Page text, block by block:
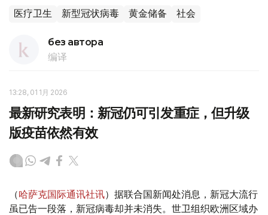
医疗卫生 新型冠状病毒 黄金储备 社会
без автора
编译
13:28, 01 1月 2026
最新研究表明：新冠仍可引发重症，但升级
版疫苗依然有效
（哈萨克国际通讯社讯）据联合国新闻处消息，新冠大流行
虽已告一段落，新冠病毒却并未消失。世卫组织欧洲区域办